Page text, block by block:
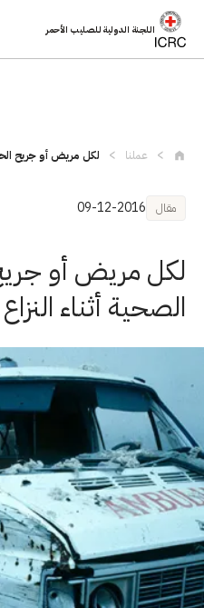
اللجنة الدولية للصليب الأحمر
عملنا لكل مريض أو جريح
مقال 09-12-2016
لكل مريض أو
الصحية أثناء